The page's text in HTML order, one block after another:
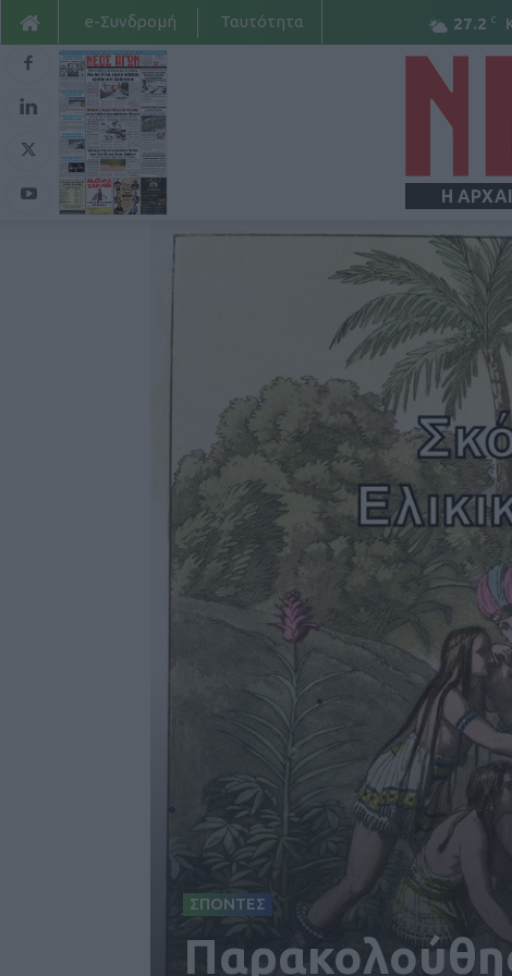
27.2 C
e-Συνδρομή Ταυτότητα
Η
ΣΠΟΝΤΕΣ